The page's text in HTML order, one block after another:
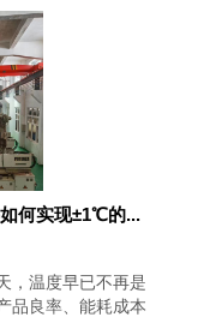
何实现±1℃的...
，温度早已不再是
品良率、能耗成本